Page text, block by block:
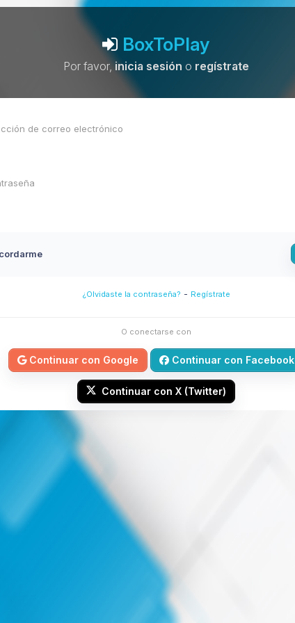
BoxToPlay
Por favor,inicia sesión o regístrate
¿Olvidaste la contraseña? - Regístrate
O conectarse con
Continuar con Google Continuar con Facebook
Continuar con X (Twitter)